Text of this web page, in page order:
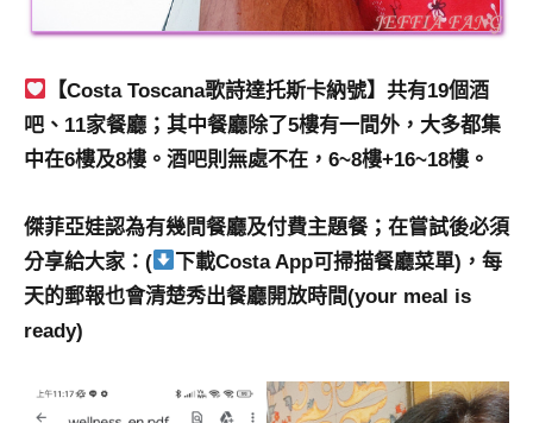
【Costa Toscana歌詩達托斯卡納號】共有19個酒
吧、11家餐廳；其中餐廳除了5樓有一間外，大多都集
中在6樓及8樓。酒吧則無處不在，6~8樓+16~18樓。
傑菲亞娃認為有幾間餐廳及付費主題餐；在嘗試後必須
分享給大家：(
下載Costa App可掃描餐廳菜單)，每
天的郵報也會清楚秀出餐廳開放時間(your meal is
ready)